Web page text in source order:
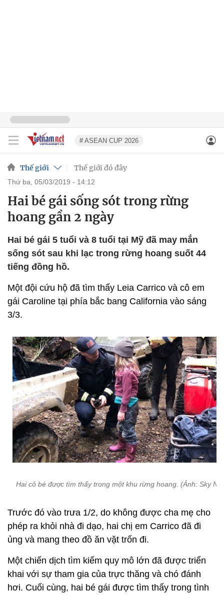
# ASEAN CUP 2026
Thế giới Thế giới đó đây
thứ ba, 05/03/2019 - 14:12
Hai bé gái sống sót trong rừng
hoang gần 2 ngày
Hai bé gái 5 tuổi và 8 tuổi tại Mỹ đã may mắn
sống sót sau khi lạc trong rừng hoang suốt 44
tiếng đồng hồ.
Một đội cứu hộ đã tìm thấy Leia Carrico và cô em
gái Caroline tại phía bắc bang California vào sáng
3/3.
Hai cô bé được tìm thấy trong một khu rừng hoang. (Ảnh: Sky
Trước đó vào trưa 1/2, do không được cha mẹ cho
phép ra khỏi nhà đi dạo, hai chị em Carrico đã đi
ủng và mang theo đồ ăn vặt trốn đi.
Một chiến dịch tìm kiếm quy mô lớn đã được triển
khai với sự tham gia của trực thăng và chó đánh
hơi. Cuối cùng, hai bé gái được tìm thấy trong tình